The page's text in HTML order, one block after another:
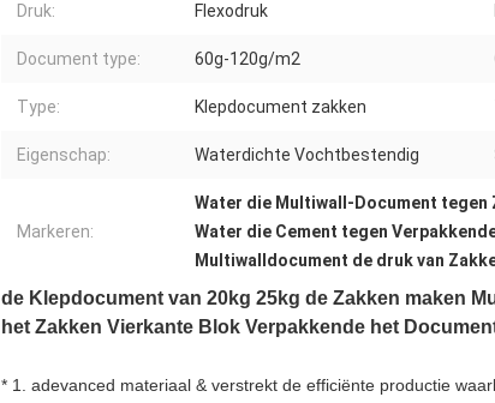
Druk: Flexodruk
Document type: 60g-120g/m2
Type: Klepdocument zakken
Eigenschap: Waterdichte Vochtbestendig
Markeren:
Water die Multiwall-Document tegen
Water die Cement tegen
Multiwalldocument de druk van
de Klepdocument van 20kg 25kg de Zakken maken
het Zakken Vierkante Blok Verpakkende het
* 1. adevanced materiaal & verstrekt de efficiënte productie